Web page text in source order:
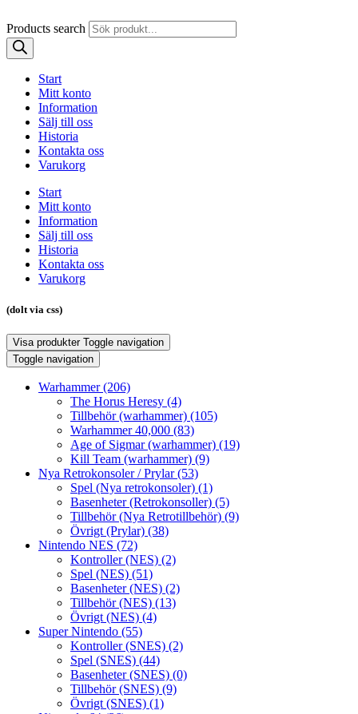
Products search
Start
Mitt konto
Information
Sälj till oss
Historia
Kontakta oss
Varukorg
Start
Mitt konto
Information
Sälj till oss
Historia
Kontakta oss
Varukorg
(dolt via css)
Visa produkter Toggle navigation
Toggle navigation
Warhammer(206)
The Horus Heresy (4)
Tillbehör (warhammer) (105)
Warhammer 40,000 (83)
Age of Sigmar (warhammer) (19)
Kill Team (warhammer) (9)
Nya Retrokonsoler / Prylar(53)
Spel (Nya retrokonsoler) (1)
Basenheter (Retrokonsoller) (5)
Tillbehör (Nya Retrotillbehör) (9)
Övrigt (Prylar) (38)
Nintendo NES (72)
Kontroller (NES) (2)
Spel (NES) (51)
Basenheter (NES) (2)
Tillbehör (NES) (13)
Övrigt (NES) (4)
Super Nintendo (55)
Kontroller (SNES) (2)
Spel (SNES) (44)
Basenheter (SNES) (0)
Tillbehör (SNES) (9)
Övrigt (SNES) (1)